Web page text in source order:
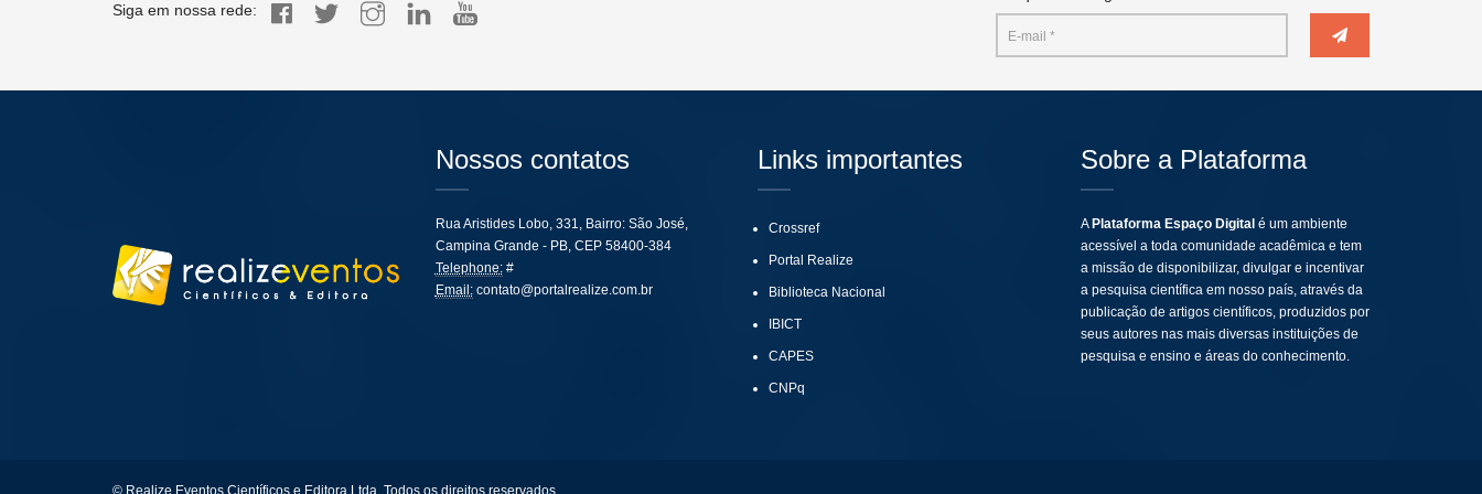
Siga em nossa rede:
Nossos contatos
Rua Aristides Lobo, 331, Bairro: São José,
Campina Grande - PB, CEP 58400-384
Telephone:#
Email: contato@portalrealize.com.br
Links importantes
Crossref
Portal Realize
Biblioteca Nacional
IBICT
CAPES
CNPq
Sobre a Plataforma
A Plataforma Espaço Digital é um ambiente
acessível a toda comunidade acadêmica e tem
a missão de disponibilizar, divulgar e incentivar
a pesquisa científica em nosso país, através da
publicação de artigos científicos, produzidos por
seus autores nas mais diversas instituições de
pesquisa e ensino e áreas do conhecimento.
© Realize Eventos Científicos e Editora Ltda, Todos os direitos reservados.